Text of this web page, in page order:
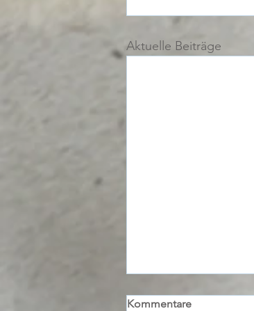
Aktuelle Beiträge
Kommentare